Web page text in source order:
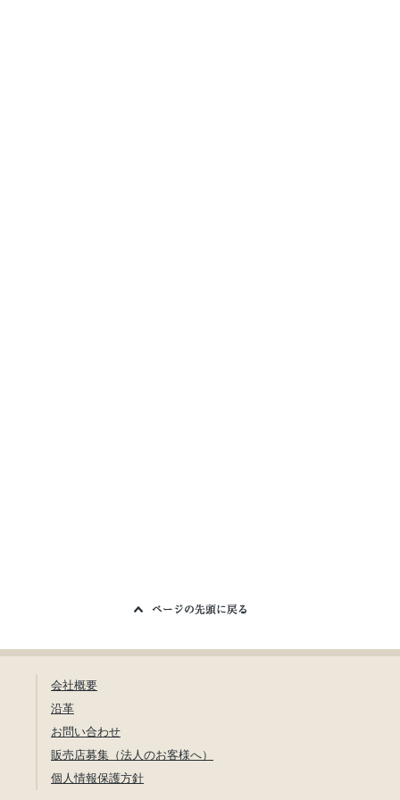
会社概要
沿革
お問い合わせ
販売店募集（法人のお客様へ）
個人情報保護方針